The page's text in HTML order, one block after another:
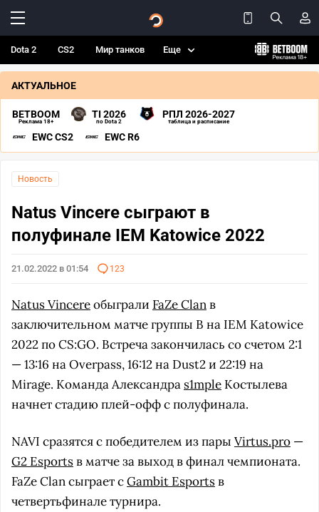
Dota 2 CS2 Мир танков Еще
АКТУАЛЬНОЕ
BETBOOM
Реклама 18+
TI 2026
по Dota 2
РПЛ 2026-2027
таблица и расписание
EWC CS2 EWC R6
Новость
Natus Vincere сыграют в
полуфинале IEM Katowice 2022
21.02.2022 в 01:54 123
Natus Vincereобыграли FaZe Clanв
заключительном матче группы B на IEM Katowice
2022 по CS:GO. Встреча закончилась со счетом 2:1
— 13:16 на Overpass, 16:12 на Dust2 и 22:19 на
Mirage. Команда Александра s1mple Костылева
начнет стадию плей-офф с полуфинала.
NAVI сразятся с победителем из пары Virtus.pro —
G2 Esportsв матче за выход в финал чемпионата.
FaZe Clan сыграет сGambit Esportsв
четвертьфинале турнира.